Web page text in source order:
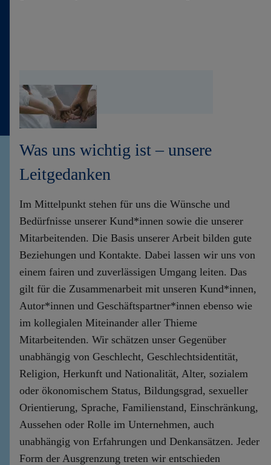
Was uns wichtig ist – unsere
Leitgedanken
Im Mittelpunkt stehen für uns die Wünsche und
Bedürfnisse unserer Kund*innen sowie die unserer
Mitarbeitenden. Die Basis unserer Arbeit bilden gute
Beziehungen und Kontakte. Dabei lassen wir uns von
einem fairen und zuverlässigen Umgang leiten. Das
gilt für die Zusammenarbeit mit unseren Kund*innen,
Autor*innen und Geschäftspartner*innen ebenso wie
im kollegialen Miteinander aller Thieme
Mitarbeitenden. Wir schätzen unser Gegenüber
unabhängig von Geschlecht, Geschlechtsidentität,
Religion, Herkunft und Nationalität, Alter, sozialem
oder ökonomischem Status, Bildungsgrad, sexueller
Orientierung, Sprache, Familienstand, Einschränkung,
Aussehen oder Rolle im Unternehmen, auch
unabhängig von Erfahrungen und Denkansätzen. Jeder
Form der Ausgrenzung treten wir entschieden